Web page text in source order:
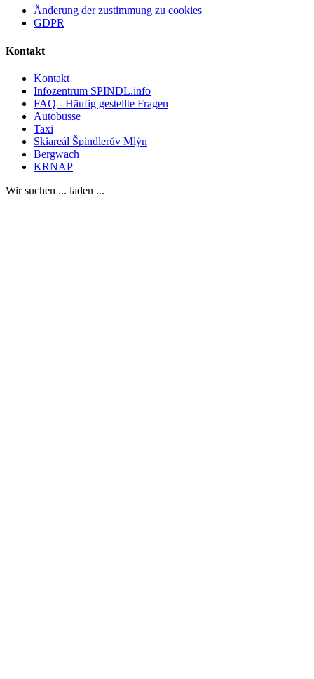
Änderung der zustimmung zu cookies
GDPR
Kontakt
Kontakt
Infozentrum SPINDL.info
FAQ - Häufig gestellte Fragen
Autobusse
Taxi
Skiareál Špindlerův Mlýn
Bergwach
KRNAP
Wir suchen ... laden ...